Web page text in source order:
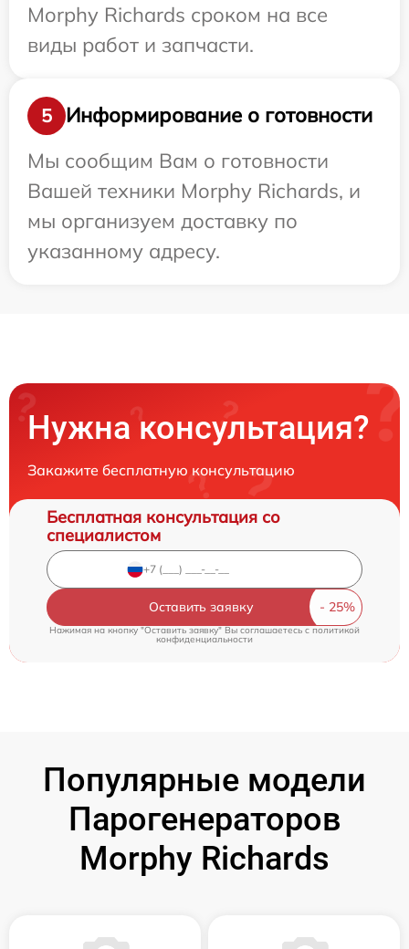
Morphy Richards сроком на все
виды работ и запчасти.
5
Информирование о готовности
Мы сообщим Вам о готовности
Вашей техники Morphy Richards, и
мы организуем доставку по
указанному адресу.
Нужна консультация?
Закажите бесплатную консультацию
Бесплатная консультация со
специалистом
Оставить заявку
Нажимая на кнопку "Оставить заявку" Вы соглашаетесь cполитикой
конфиденциальности
Популярные модели
Парогенераторов
Morphy Richards